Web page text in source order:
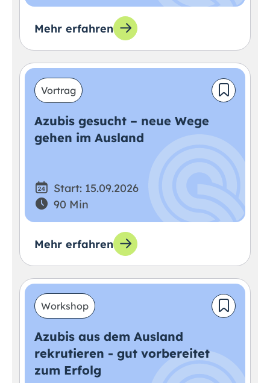
Mehr erfahren
Vortrag
Azubis gesucht – neue Wege
gehen im Ausland
Start: 15.09.2026
90 Min
Mehr erfahren
Workshop
Azubis aus dem Ausland
rekrutieren - gut vorbereitet
zum Erfolg